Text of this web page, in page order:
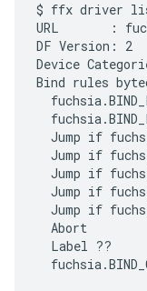
$ ffx driver
URL       :
DF Version: 2
Device
Bind rules
Jump if
Jump if
Jump if
Jump if
Jump if
  Abort
  Label ??